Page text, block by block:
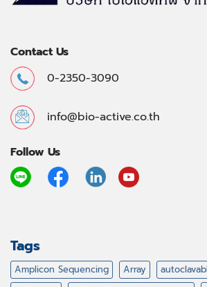
Contact Us
0-2350-3090
info@bio-active.co.th
Follow Us
Tags
Amplicon Sequencing Array